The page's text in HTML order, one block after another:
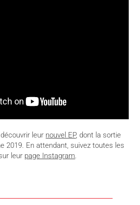
leur nouvel EP, dont la sortie
2019. En attendant, suivez toutes les
leur page Instagram.